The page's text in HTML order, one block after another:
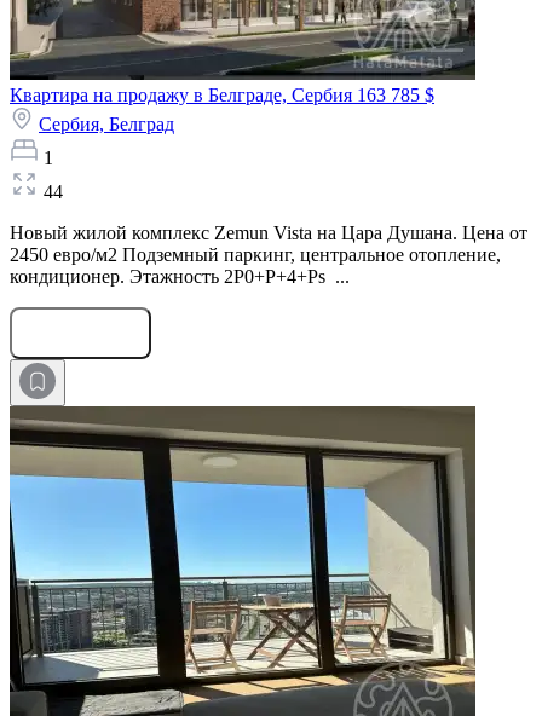
Квартира на продажу в Белграде, Сербия 163 785 $
Сербия, Белград
1
44
Новый жилой комплекс Zemun Vista на Цара Душана. Цена от
2450 евро/м2 Подземный паркинг, центральное отопление,
кондиционер. Этажность 2P0+P+4+Ps ...